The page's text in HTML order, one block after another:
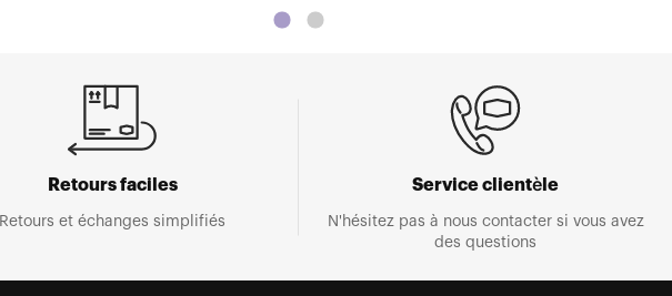
Retours faciles
Retours et échanges simplifiés
Service clientèle
N'hésitez pas à nous contacter si vous avez
des questions